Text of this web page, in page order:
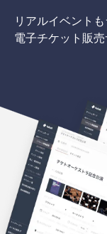
リアルイベント
電子チケット販